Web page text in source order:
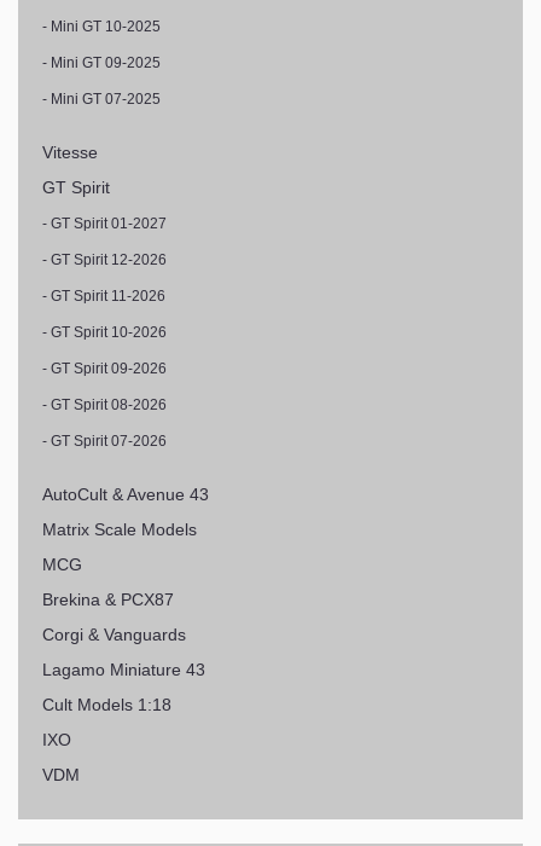
- Mini GT 10-2025
- Mini GT 09-2025
- Mini GT 07-2025
Vitesse
GT Spirit
- GT Spirit 01-2027
- GT Spirit 12-2026
- GT Spirit 11-2026
- GT Spirit 10-2026
- GT Spirit 09-2026
- GT Spirit 08-2026
- GT Spirit 07-2026
AutoCult & Avenue 43
Matrix Scale Models
MCG
Brekina & PCX87
Corgi & Vanguards
Lagamo Miniature 43
Cult Models 1:18
IXO
VDM